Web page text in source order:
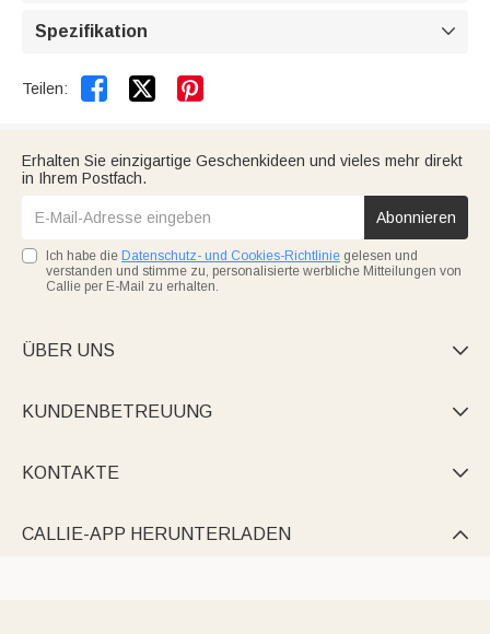
Spezifikation 
Teilen:  
Erhalten Sie einzigartige Geschenkideen und vieles mehr direkt
in Ihrem Postfach.
Abonnieren
Ich habe die Datenschutz- und Cookies-Richtlinie gelesen und
verstanden und stimme zu, personalisierte werbliche Mitteilungen von
Callie per E-Mail zu erhalten.
ÜBER UNS 
KUNDENBETREUUNG 
KONTAKTE 
CALLIE-APP HERUNTERLADEN 